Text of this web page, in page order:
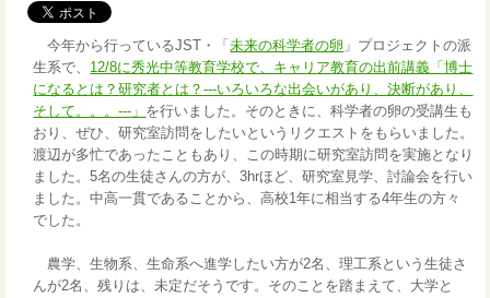
今年から行っているJST・「未来の科学者の卵 」プロジェクトの派
生系で、 12/8に秀光中等教育学校で、キャリア教育の出前講義「博士
になるとは？研究者とは？---いろいろな出会いがあり、決断があり、
そして。。。---」 を行いました。そのときに、科学者の卵の受講生も
おり、ぜひ、研究室訪問をしたいというリクエストをもらいました。
渡辺が多忙であったこともあり、この時期に研究室訪問を実施となり
ました。5名の生徒さんの方が、3hrほど、研究室見学、討論会を行い
ました。中高一貫であることから、高校1年に相当する4年生の方々
でした。
農学、生物系、生命系へ進学したい方が2名、理工系という生徒さ
んが2名、残りは、未定だそうです。そのことを踏まえて、大学と